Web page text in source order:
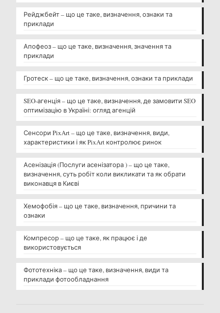
Рейджбейт – що це таке, визначення, ознаки та
приклади
Апофеоз – що це таке, визначення, значення та
приклади
Гротеск – що це таке, визначення, ознаки та приклади
SEO-агенція – що це таке, визначення, де замовити SEO
оптимізацію в Україні: огляд агенцій
Сенсори PixArt – що це таке, визначення, види,
характеристики і як PixArt контролює ринок
Асенізація (Послуги асенізатора ) – що це таке,
визначення, суть робіт коли викликати та як обрати
виконавця в Києві
Хемофобія – що це таке, визначення, причини та
ознаки
Компресор – що це таке, як працює і де
використовується
Фототехніка – що це таке, визначення, види та
приклади фотообладнання